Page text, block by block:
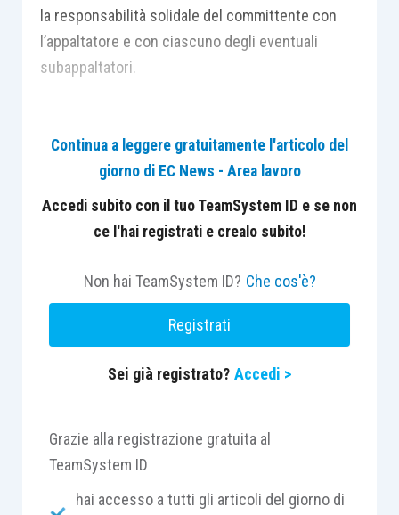
la responsabilità solidale del committente con
l’appaltatore e con ciascuno degli eventuali
subappaltatori.
Centro Studi Lavoro e Previdenza – Euroconference
ti consiglia:
Continua a leggere gratuitamente l'articolo del
giorno di EC News - Area lavoro
Accedi subito con il tuo TeamSystem ID e se non
ce l'hai registrati e crealo subito!
Non hai TeamSystem ID? Che cos'è?
Registrati
Sei già registrato? Accedi >
Grazie alla registrazione gratuita al
TeamSystem ID
hai accesso a tutti gli articoli del giorno di